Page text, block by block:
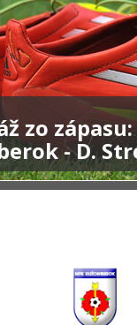
zo zápasu:
- D.